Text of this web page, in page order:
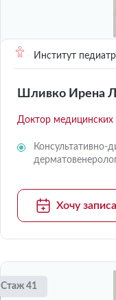
Институт
Шливко Ирена
Доктор медицинских
Консультативно-
Хочу
Стаж 41